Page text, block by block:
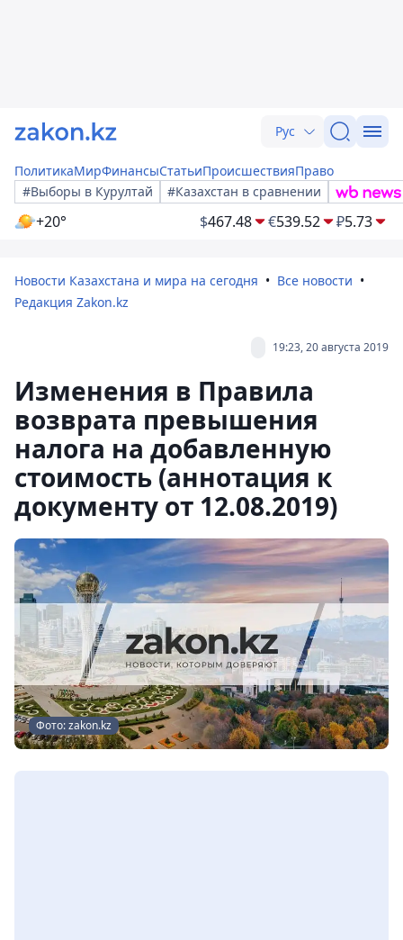
Рус
ПолитикаМирФинансыСтатьиПроисшествияПраво
#Выборы в Курултай
#Казахстан в сравнении
+20° $467.48 €539.52 ₽5.73
Новости Казахстана и мира на сегодня
Все новости
Редакция Zakon.kz
19:23, 20 августа 2019
Изменения в Правила
возврата превышения
налога на добавленную
стоимость (аннотация к
документу от 12.08.2019)
Фото: zakon.kz